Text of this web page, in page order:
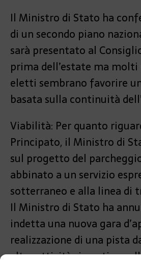
Il Ministro di Stato ha
di un secondo piano
sarà presentato al
prima dell’estate ma
eletti sembrano favorire
basata sulla continuità
Viabilità: Per quanto
Principato, il Ministro di
sul progetto del
abbinato a un servizio
sotterraneo e alla linea di
Il Ministro di Stato ha
indetta una nuova gara
realizzazione di una pista
altre attività ricreative